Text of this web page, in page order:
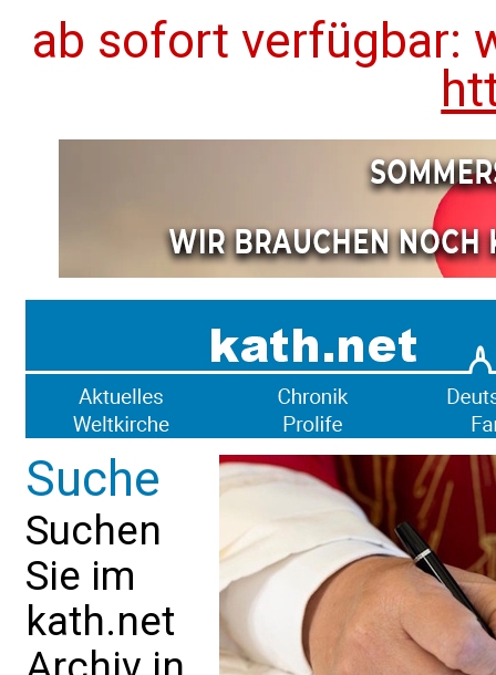
ab sofort verfügbar:
Suche
Suchen
Sie im
kath.net